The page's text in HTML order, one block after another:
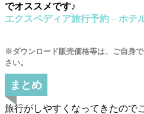
でオススメです♪
エクスペディア旅行予約 – ホテ
※ダウンロード販売価格等は、ご自身
さい。
まとめ
旅行がしやすくなってきたので